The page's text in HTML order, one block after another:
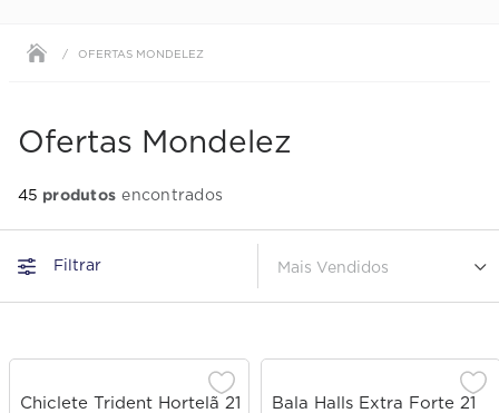
OFERTAS MONDELEZ
Ofertas Mondelez
45 produtos
Filtrar Mais Vendidos
Chiclete Trident Hortelã 21
Bala Halls Extra Forte 21